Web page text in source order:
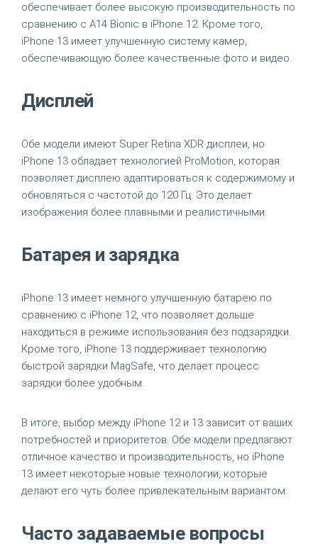
обеспечивает более высокую производительность по
сравнению с A14 Bionic в iPhone 12. Кроме того,
iPhone 13 имеет улучшенную систему камер,
обеспечивающую более качественные фото и видео.
Дисплей
Обе модели имеют Super Retina XDR дисплеи, но
iPhone 13 обладает технологией ProMotion, которая
позволяет дисплею адаптироваться к содержимому и
обновляться с частотой до 120 Гц. Это делает
изображения более плавными и реалистичными.
Батарея и зарядка
iPhone 13 имеет немного улучшенную батарею по
сравнению с iPhone 12, что позволяет дольше
находиться в режиме использования без подзарядки.
Кроме того, iPhone 13 поддерживает технологию
быстрой зарядки MagSafe, что делает процесс
зарядки более удобным.
В итоге, выбор между iPhone 12 и 13 зависит от ваших
потребностей и приоритетов. Обе модели предлагают
отличное качество и производительность, но iPhone
13 имеет некоторые новые технологии, которые
делают его чуть более привлекательным вариантом.
Часто задаваемые вопросы